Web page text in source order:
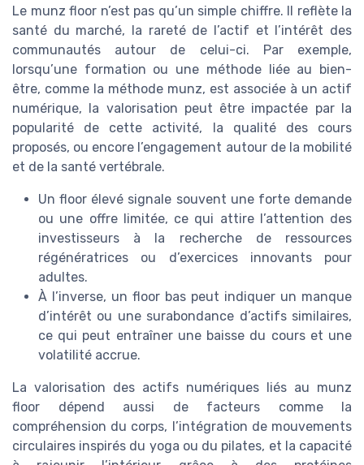
Le munz floor n’est pas qu’un simple chiffre. Il reflète la
santé du marché, la rareté de l’actif et l’intérêt des
communautés autour de celui-ci. Par exemple,
lorsqu’une formation ou une méthode liée au bien-
être, comme la méthode munz, est associée à un actif
numérique, la valorisation peut être impactée par la
popularité de cette activité, la qualité des cours
proposés, ou encore l’engagement autour de la mobilité
et de la santé vertébrale.
Un floor élevé signale souvent une forte demande
ou une offre limitée, ce qui attire l’attention des
investisseurs à la recherche de ressources
régénératrices ou d’exercices innovants pour
adultes.
À l’inverse, un floor bas peut indiquer un manque
d’intérêt ou une surabondance d’actifs similaires,
ce qui peut entraîner une baisse du cours et une
volatilité accrue.
La valorisation des actifs numériques liés au munz
floor dépend aussi de facteurs comme la
compréhension du corps, l’intégration de mouvements
circulaires inspirés du yoga ou du pilates, et la capacité